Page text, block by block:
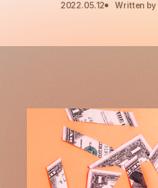
2022.05.12 Written by